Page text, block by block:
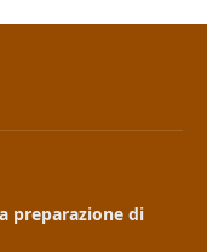
preparazione di